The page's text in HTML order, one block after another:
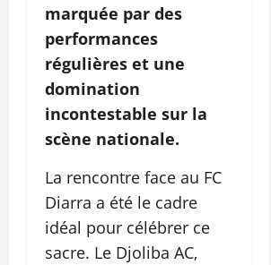
marquée par des
performances
régulières et une
domination
incontestable sur la
scène nationale.
La rencontre face au FC
Diarra a été le cadre
idéal pour célébrer ce
sacre. Le Djoliba AC,